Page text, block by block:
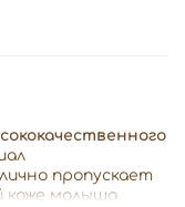
пропускает
коже малыша.